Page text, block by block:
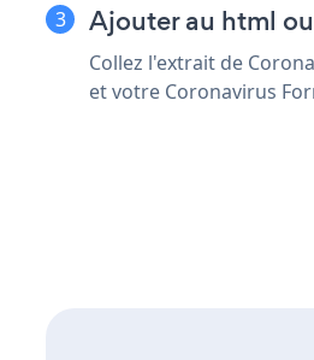
Ajouter au html
Collez l'extrait de
et votre Coronavirus